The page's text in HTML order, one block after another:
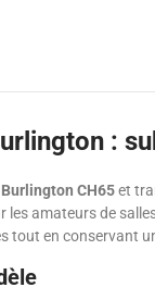
:
CH65et
les amateurs de
tout en conservant